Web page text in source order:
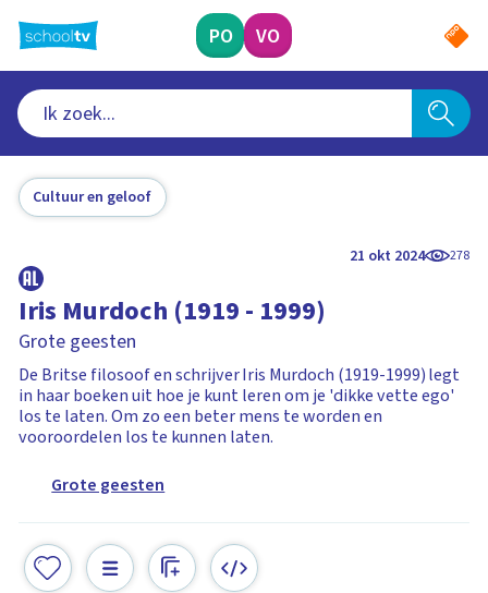
naar
hoofdinhoud
PO VO
Cultuur en geloof
21 okt 2024 278
Iris Murdoch (1919 - 1999)
Grote geesten
De Britse filosoof en schrijver Iris Murdoch (1919-1999) legt
in haar boeken uit hoe je kunt leren om je 'dikke vette ego'
los te laten. Om zo een beter mens te worden en
vooroordelen los te kunnen laten.
Grote geesten